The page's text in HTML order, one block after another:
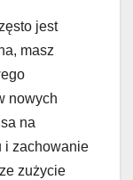
jest
masz
nowych
na
i zachowanie
zużycie